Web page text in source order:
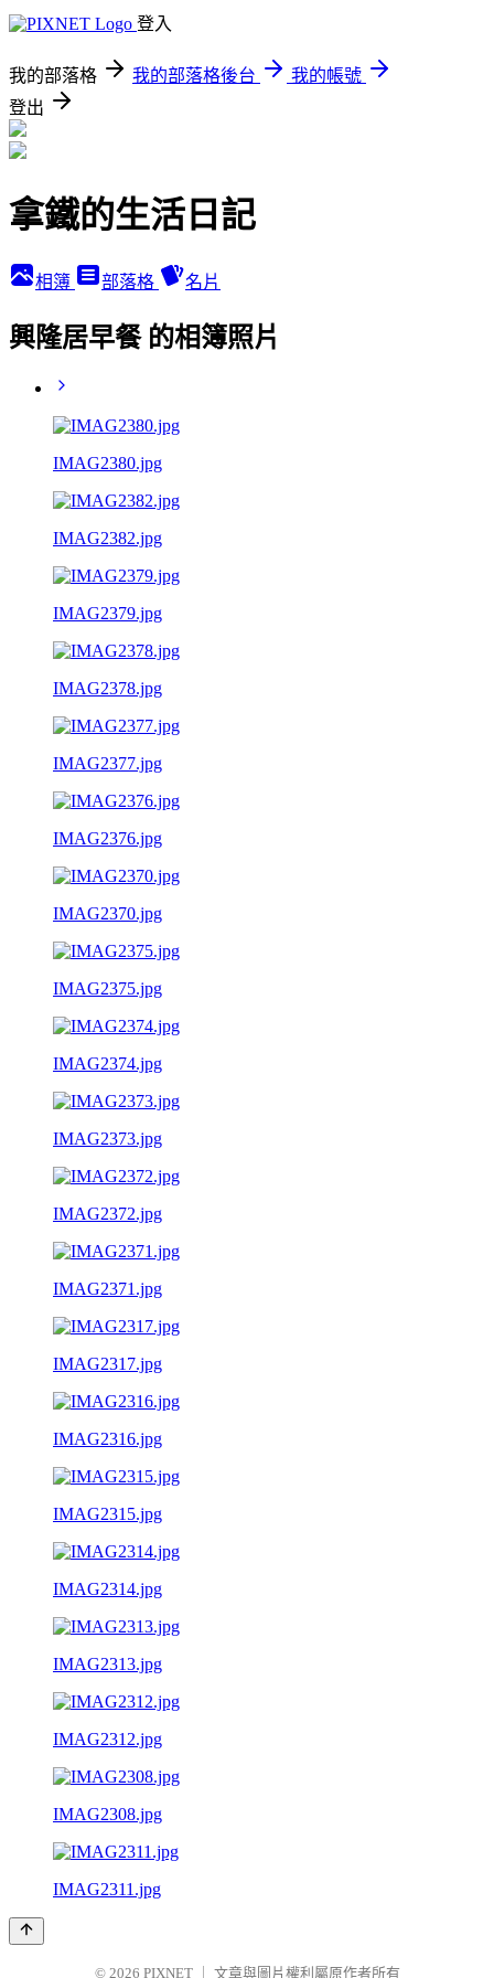
登入
我的部落格 我的部落格後台
我的帳號
登出
拿鐵的生活日記
相簿 部落格 名片
興隆居早餐 的相簿照片
IMAG2380.jpg
IMAG2382.jpg
IMAG2379.jpg
IMAG2378.jpg
IMAG2377.jpg
IMAG2376.jpg
IMAG2370.jpg
IMAG2375.jpg
IMAG2374.jpg
IMAG2373.jpg
IMAG2372.jpg
IMAG2371.jpg
IMAG2317.jpg
IMAG2316.jpg
IMAG2315.jpg
IMAG2314.jpg
IMAG2313.jpg
IMAG2312.jpg
IMAG2308.jpg
IMAG2311.jpg
© 2026 PIXNET 文章與圖片權利屬原作者所有